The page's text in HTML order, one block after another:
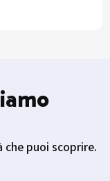
puoi scoprire.